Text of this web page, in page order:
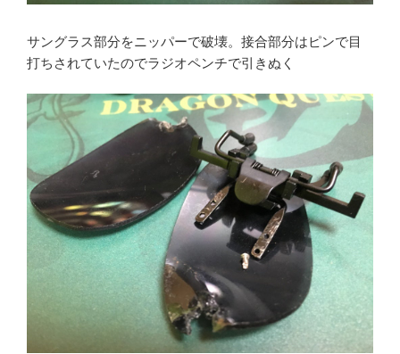
サングラス部分をニッパーで破壊。接合部分はピンで目
打ちされていたのでラジオペンチで引きぬく